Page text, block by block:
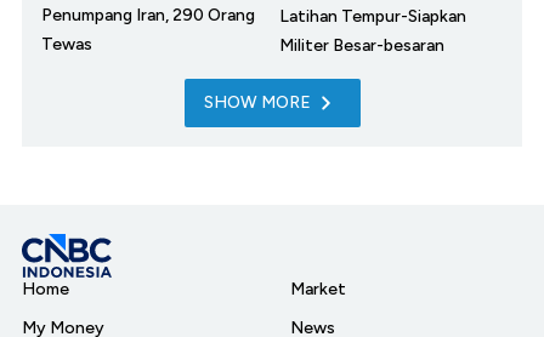
Penumpang Iran, 290 Orang
Tewas
Latihan Tempur-Siapkan
Militer Besar-besaran
SHOW MORE
Home
My Money
Market
News